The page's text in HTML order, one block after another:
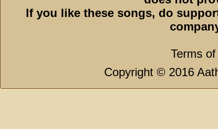
If you like these songs, do
Terms
Copyright © 2016